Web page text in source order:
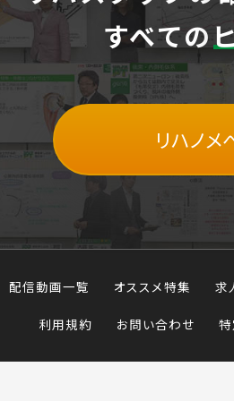
すべての
リハノメ
配信動画一覧 オススメ特集 求
利用規約 お問い合わせ